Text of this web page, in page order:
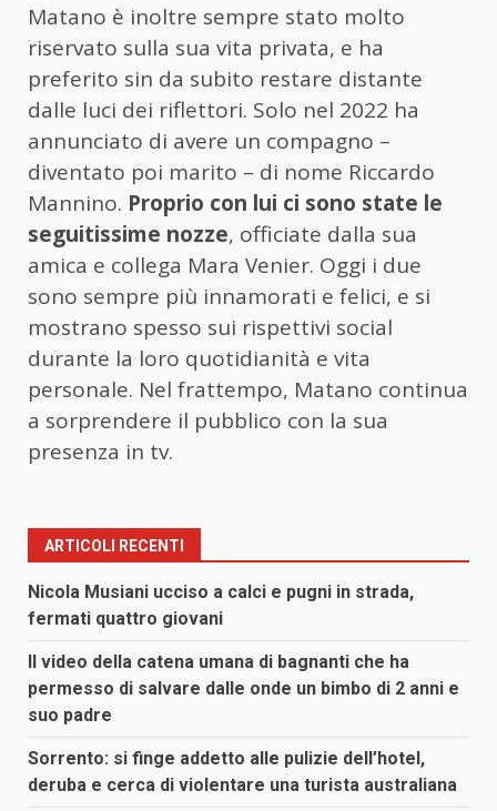
Matano è inoltre sempre stato molto
riservato sulla sua vita privata, e ha
preferito sin da subito restare distante
dalle luci dei riflettori. Solo nel 2022 ha
annunciato di avere un compagno –
diventato poi marito – di nome Riccardo
Mannino. Proprio con lui ci sono state le
seguitissime nozze, officiate dalla sua
amica e collega Mara Venier. Oggi i due
sono sempre più innamorati e felici, e si
mostrano spesso sui rispettivi social
durante la loro quotidianità e vita
personale. Nel frattempo, Matano continua
a sorprendere il pubblico con la sua
presenza in tv.
ARTICOLI RECENTI
Nicola Musiani ucciso a calci e pugni in strada,
fermati quattro giovani
Il video della catena umana di bagnanti che ha
permesso di salvare dalle onde un bimbo di 2 anni e
suo padre
Sorrento: si finge addetto alle pulizie dell’hotel,
deruba e cerca di violentare una turista australiana